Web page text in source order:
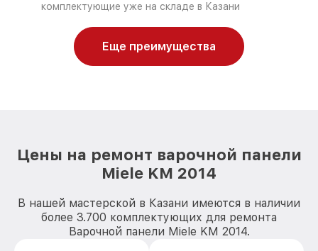
комплектующие уже на складе в Казани
Еще преимущества
Цены на ремонт варочной панели
Miele KM 2014
В нашей мастерской в Казани имеются в наличии
более 3.700 комплектующих для ремонта
Варочной панели Miele KM 2014.